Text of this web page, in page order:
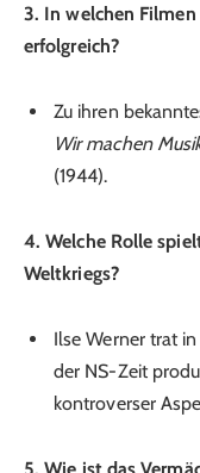
3. In welchen
erfolgreich?
Zu ihren
Wir machen
(1944).
4. Welche Rolle
Weltkriegs?
Ilse Werner trat
der NS-Zeit
kontroverser